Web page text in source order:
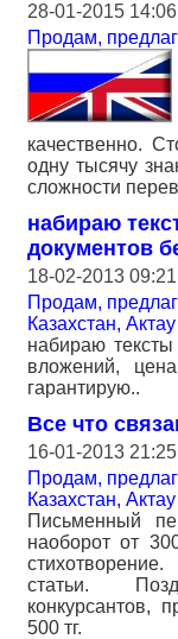
28-01-2015 14:06
Продам,
качественно.
одну тысячу
сложности
набираю
документов
18-02-2013 09:21
Продам,
Казахстан, Актау
набираю
вложений,
гарантирую..
Все что
16-01-2013 21:25
Продам,
Казахстан, Актау
Письменный
наоборот от
статьи.
конкурсантов,
500 тг.